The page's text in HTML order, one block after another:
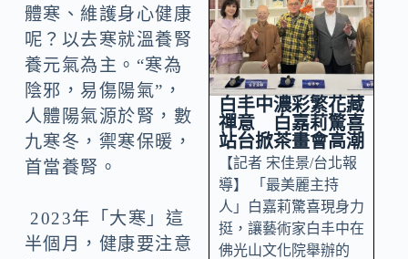
體寒、維護身心健康
呢？以去寒就溫養腎
養元氣為主。“寒為
陰邪，易傷陽氣”，
人體陽氣源於腎，數
九寒冬，禦寒保暖，
首當養腎。
2023年「大寒」這
半個月，健康要注意
白丰中濃彩繁花藏
禪意 白嘉莉驚喜
站台掀茶畫會高潮
【記者 宋佳景/台北報
導】 「最美麗主持
人」白嘉莉驚喜現身力
挺，讓藝術家白丰中在
佛光山文化院舉辦的